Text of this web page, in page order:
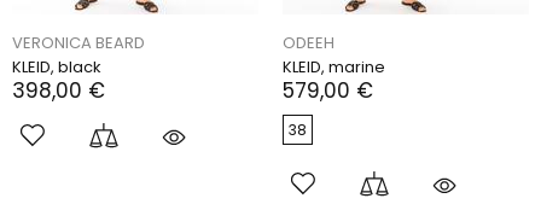
VERONICA BEARD
KLEID, black
398,00 €
ODEEH
KLEID, marine
579,00 €
38